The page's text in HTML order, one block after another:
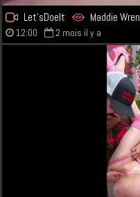
Let'sDoeIt Maddie Wren
12:00 2 mois il y a